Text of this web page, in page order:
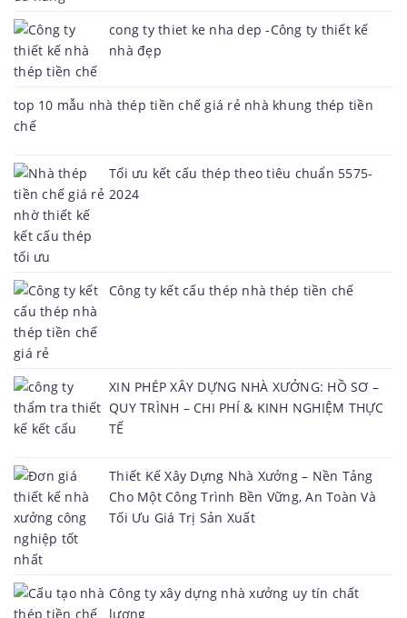
cong ty thiet ke nha dep -Công ty thiết kế
nhà đẹp
top 10 mẫu nhà thép tiền chế giá rẻ nhà khung thép tiền
chế
Tối ưu kết cấu thép theo tiêu chuẩn 5575-
2024
Công ty kết cấu thép nhà thép tiền chế
XIN PHÉP XÂY DỰNG NHÀ XƯỞNG: HỒ SƠ –
QUY TRÌNH – CHI PHÍ & KINH NGHIỆM THỰC
TẾ
Thiết Kế Xây Dựng Nhà Xưởng – Nền Tảng
Cho Một Công Trình Bền Vững, An Toàn Và
Tối Ưu Giá Trị Sản Xuất
Công ty xây dựng nhà xưởng uy tín chất
lượng